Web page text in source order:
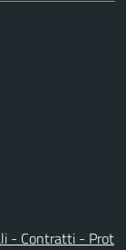
- Contratti - Prot